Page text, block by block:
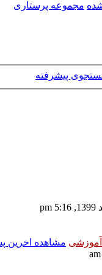
مجموعه پرستاری
پیشرفته
مشاهده اخرین